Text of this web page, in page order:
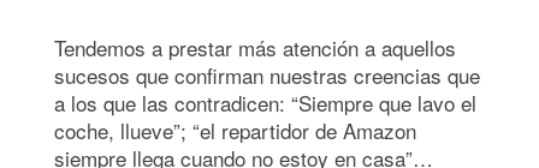
Tendemos a prestar más atención a aquellos
sucesos que confirman nuestras creencias que
a los que las contradicen: “Siempre que lavo el
coche, llueve”; “el repartidor de Amazon
siempre llega cuando no estoy en casa”…